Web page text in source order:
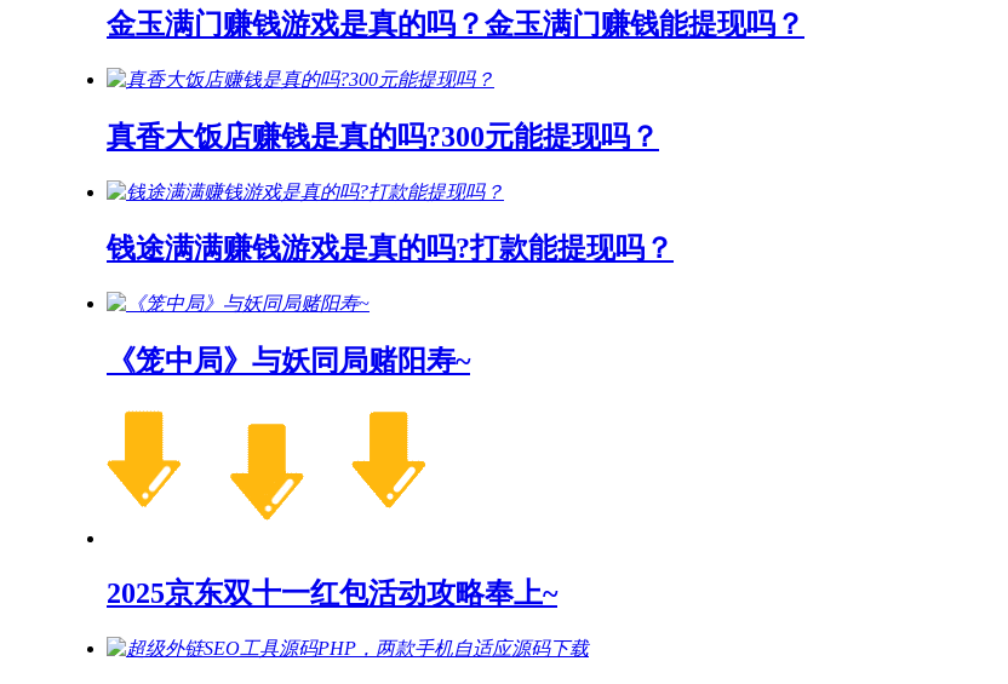
金玉满门赚钱游戏是真的吗？金玉满门赚钱能提现吗？
真香大饭店赚钱是真的吗?300元能提现吗？
钱途满满赚钱游戏是真的吗?打款能提现吗？
《笼中局》与妖同局赌阳寿~
2025京东双十一红包活动攻略奉上~